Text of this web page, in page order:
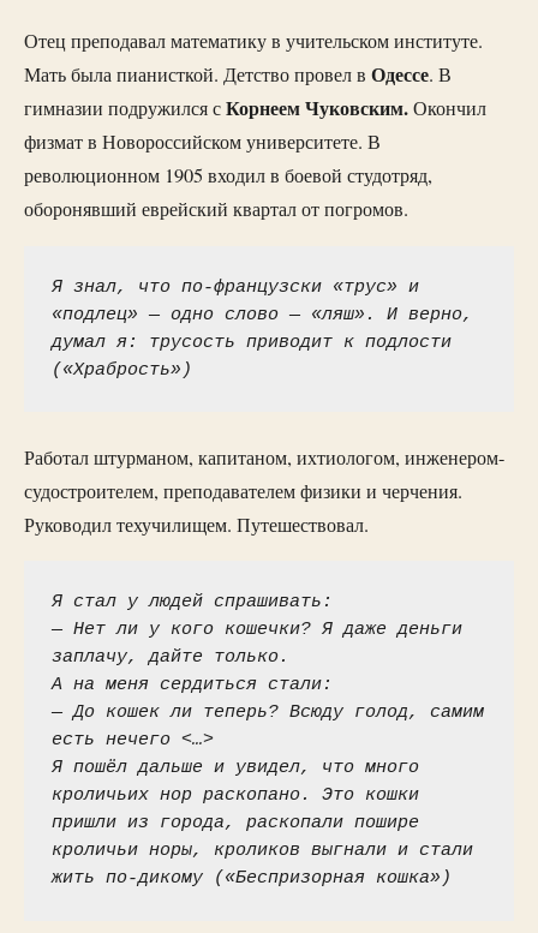
Отец преподавал математику в учительском институте.
Мать была пианисткой. Детство провел в Одессе. В
гимназии подружился сКорнеем Чуковским.Окончил
физмат в Новороссийском университете. В
революционном 1905 входил в боевой студотряд,
оборонявший еврейский квартал от погромов.
Я знал, что по-французски «трус» и
«подлец» — одно слово — «ляш». И верно,
думал я: трусость приводит к подлости
(«Храбрость»)
Работал штурманом, капитаном, ихтиологом, инженером-
судостроителем, преподавателем физики и черчения.
Руководил техучилищем. Путешествовал.
Я стал у людей спрашивать:
— Нет ли у кого кошечки? Я даже деньги
заплачу, дайте только.
А на меня сердиться стали:
— До кошек ли теперь? Всюду голод, самим
есть нечего <…>
Я пошёл дальше и увидел, что много
кроличьих нор раскопано. Это кошки
пришли из города, раскопали пошире
кроличьи норы, кроликов выгнали и стали
жить по-дикому («Беспризорная кошка»)